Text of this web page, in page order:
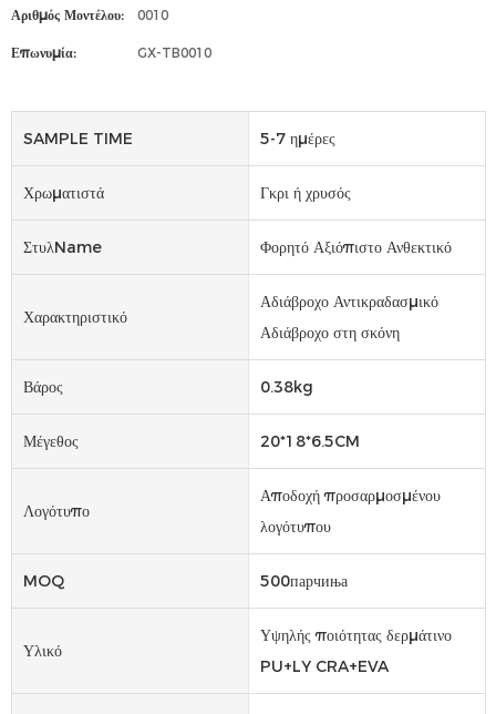
Αριθμός Μοντέλου:
0010
Επωνυμία: GX-TB0010
SAMPLE TIME 5-7 ημέρες
Χρωματιστά Γκρι ή χρυσός
ΣτυλName Φορητό Αξιόπιστο Ανθεκτικό
Χαρακτηριστικό
Αδιάβροχο Αντικραδασμικό
Αδιάβροχο στη σκόνη
Βάρος 0.38kg
Μέγεθος 20*18*6.5CM
Λογότυπο
Αποδοχή προσαρμοσμένου
λογότυπου
MOQ 500парчиња
Υλικό
Υψηλής ποιότητας δερμάτινο
PU+LY CRA+EVA